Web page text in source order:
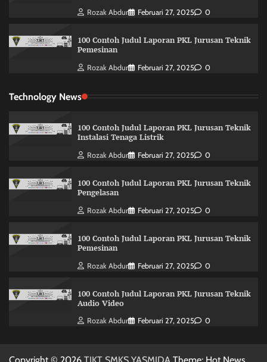
Rozak Abdur Februari 27, 2025 0
100 Contoh Judul Laporan PKL Jurusan Teknik
Pemesinan
Rozak Abdur Februari 27, 2025 0
Technology News
100 Contoh Judul Laporan PKL Jurusan Teknik
Instalasi Tenaga Listrik
Rozak Abdur Februari 27, 2025 0
100 Contoh Judul Laporan PKL Jurusan Teknik
Pengelasan
Rozak Abdur Februari 27, 2025 0
100 Contoh Judul Laporan PKL Jurusan Teknik
Pemesinan
Rozak Abdur Februari 27, 2025 0
100 Contoh Judul Laporan PKL Jurusan Teknik
Audio Video
Rozak Abdur Februari 27, 2025 0